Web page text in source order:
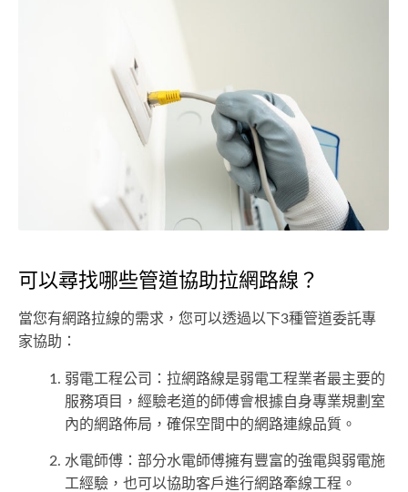
可以尋找哪些管道協助拉網路線？
當您有網路拉線的需求，您可以透過以下3種管道委託專
家協助：
弱電工程公司：拉網路線是弱電工程業者最主要的
服務項目，經驗老道的師傅會根據自身專業規劃室
內的網路佈局，確保空間中的網路連線品質。
水電師傅：部分水電師傅擁有豐富的強電與弱電施
工經驗，也可以協助客戶進行網路牽線工程。